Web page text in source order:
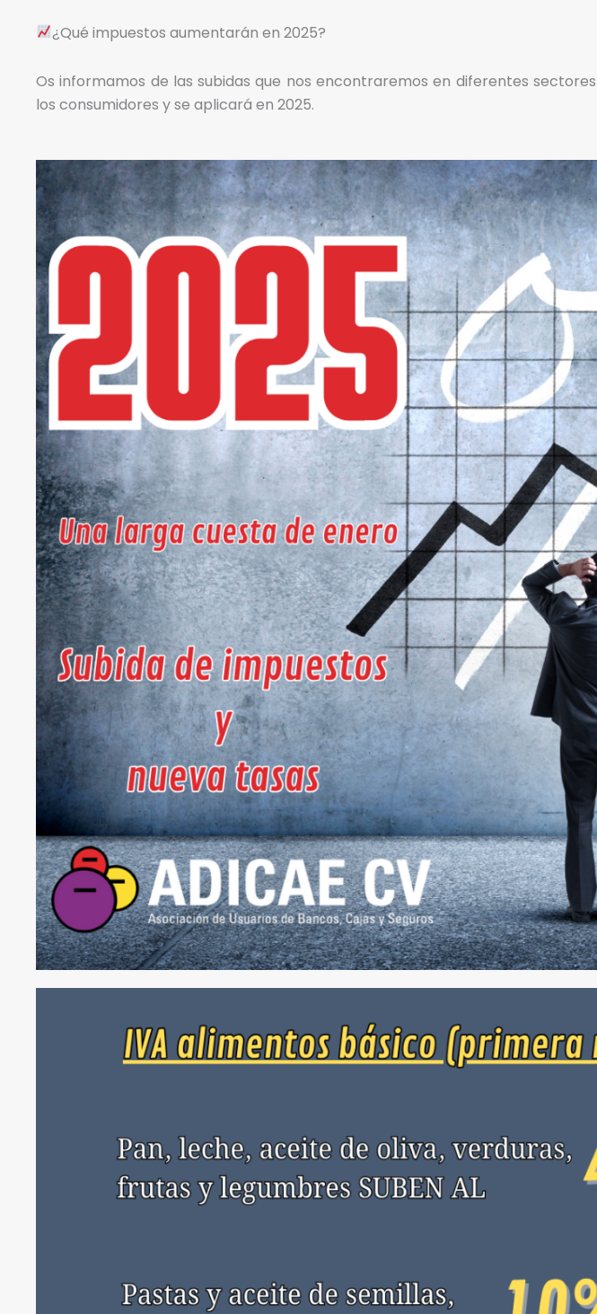
​¿Qué impuestos aumentarán en 2025?
Os informamos de las subidas que nos encontraremos en diferentes
los consumidores y se aplicará en 2025.